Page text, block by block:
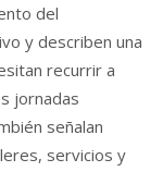
del
y describen una
recurrir a
jornadas
señalan
servicios y